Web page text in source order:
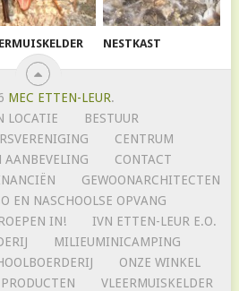
NESTKAST
MEC ETTEN-LEUR.
LOCATIE
BESTUUR
CENTRUM
AANBEVELING
CONTACT
GEWOONARCHITECTEN
EN NASCHOOLSE OPVANG
IN!
IVN ETTEN-LEUR E.O.
MILIEUMINICAMPING
ONZE WINKEL
PRODUCTEN VLEERMUISKELDER